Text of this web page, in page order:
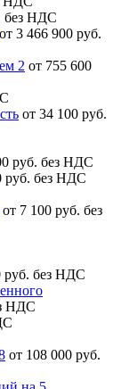
без НДС
от 3 466 900 руб.
2 от 755 600
от 34 100 руб.
руб. без НДС
руб. без НДС
от 7 100 руб. без
руб. без НДС
НДС
от 108 000 руб.